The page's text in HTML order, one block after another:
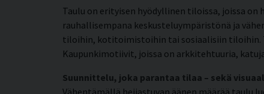
Taulu on erityisen hyödyllinen tiloissa, joissa on
rauhallisempana keskusteluympäristönä ja
tiloihin, kotitoimistoihin tai sosiaalisiin tiloihin.
Kaupunkimotiivit, joissa on arkkitehtuuria,
Suunnittelu, joka parantaa tilaa – sekä
Vähentämällä heijastuvan äänen määrää taulu